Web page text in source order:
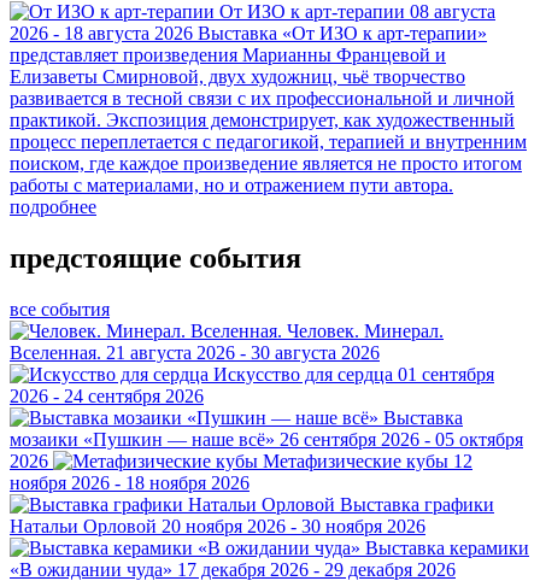
От ИЗО к арт-терапии 08 августа
2026 - 18 августа 2026 Выставка «От ИЗО к арт-терапии»
представляет произведения Марианны Францевой и
Елизаветы Смирновой, двух художниц, чьё творчество
развивается в тесной связи с их профессиональной и личной
практикой. Экспозиция демонстрирует, как художественный
процесс переплетается с педагогикой, терапией и внутренним
поиском, где каждое произведение является не просто итогом
работы с материалами, но и отражением пути автора.
подробнее
предстоящие события
все события
Человек. Минерал.
Вселенная. 21 августа 2026 - 30 августа 2026
Искусство для сердца 01 сентября
2026 - 24 сентября 2026
Выставка
мозаики «Пушкин — наше всё» 26 сентября 2026 - 05 октября
2026
Метафизические кубы 12
ноября 2026 - 18 ноября 2026
Выставка графики
Натальи Орловой 20 ноября 2026 - 30 ноября 2026
Выставка керамики
«В ожидании чуда» 17 декабря 2026 - 29 декабря 2026